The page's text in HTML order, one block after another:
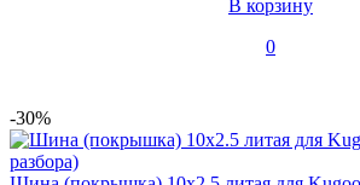
В корзину
0
-30%